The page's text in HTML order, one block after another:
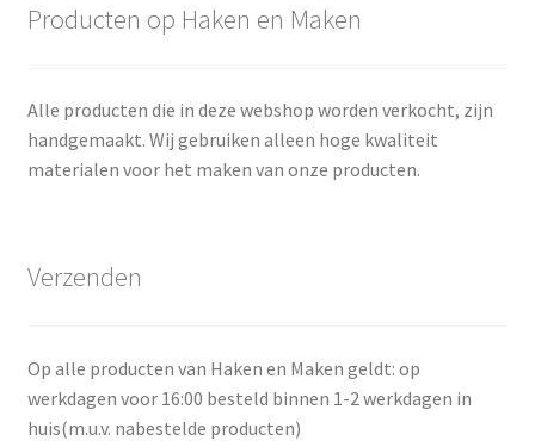
Producten op Haken en Maken
Alle producten die in deze webshop worden verkocht, zijn
handgemaakt. Wij gebruiken alleen hoge kwaliteit
materialen voor het maken van onze producten.
Verzenden
Op alle producten van Haken en Maken geldt: op
werkdagen voor 16:00 besteld binnen 1-2 werkdagen in
huis(m.u.v. nabestelde producten)